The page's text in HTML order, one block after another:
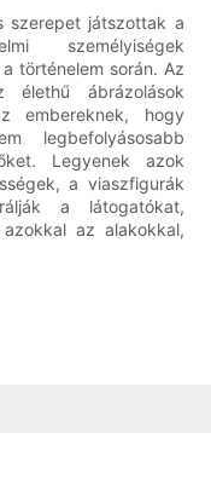
szerepet játszottak a
személyiségek
történelem során. Az
ábrázolások
embereknek, hogy
legbefolyásosabb
Legyenek azok
a viaszfigurák
a látogatókat,
az alakokkal,